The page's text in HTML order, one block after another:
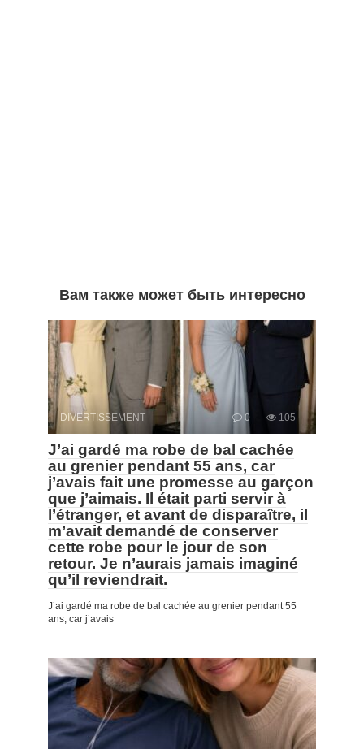
Вам также может быть интересно
DIVERTISSEMENT 0 105
J’ai gardé ma robe de bal cachée
au grenier pendant 55 ans, car
j’avais fait une promesse au garçon
que j’aimais. Il était parti servir à
l’étranger, et avant de disparaître, il
m’avait demandé de conserver
cette robe pour le jour de son
retour. Je n’aurais jamais imaginé
qu’il reviendrait.
J’ai gardé ma robe de bal cachée au grenier pendant 55
ans, car j’avais